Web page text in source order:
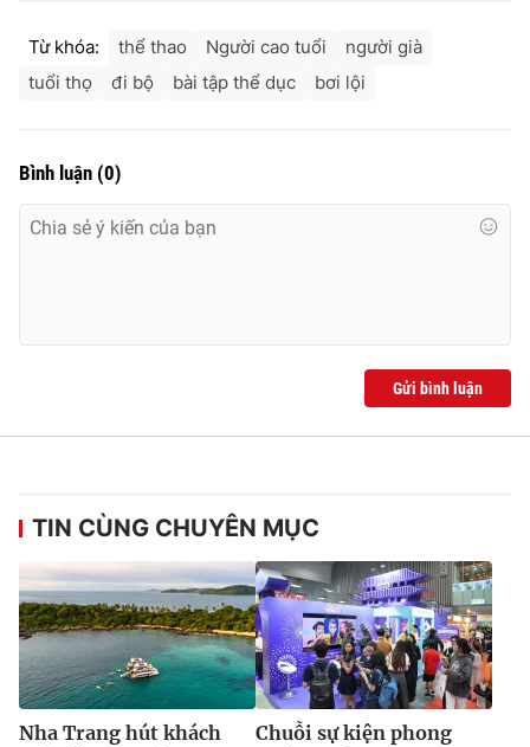
Từ khóa: thể thao Người cao tuổi
người già
tuổi thọ
đi bộ bài tập thể dục bơi lội
Bình luận (0)
Gửi bình luận
TIN CÙNG CHUYÊN MỤC
Nha Trang hút khách
Chuỗi sự kiện phong